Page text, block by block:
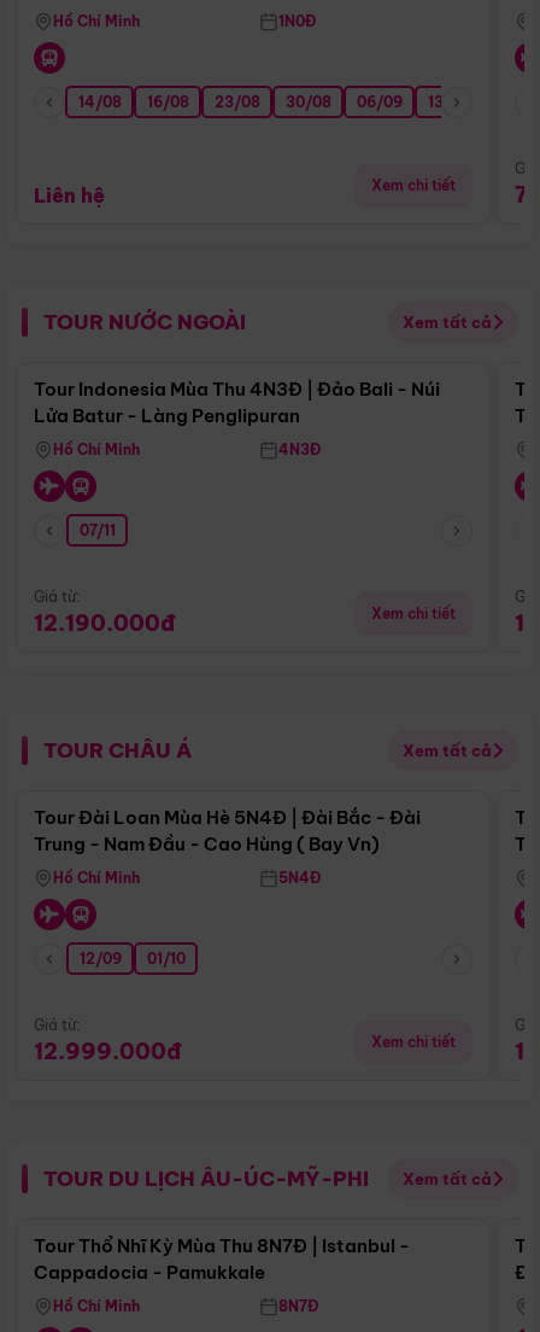
Hồ Chí Minh 1N0Đ
14/08 16/08 23/08 30/08 06/09 13/09
Liên hệ Xem chi tiết
TOUR NƯỚC NGOÀI Xem tất cả
Điểm nổi bật
Tour Indonesia Mùa Thu 4N3Đ | Đảo Bali - Núi
Lửa Batur - Làng Penglipuran
Hồ Chí Minh 4N3Đ
07/11
Giá từ:
12.190.000đ Xem chi tiết
TOUR CHÂU Á Xem tất cả
Điểm nổi bật
Tour Đài Loan Mùa Hè 5N4Đ | Đài Bắc - Đài
Trung - Nam Đầu - Cao Hùng ( Bay Vn)
Hồ Chí Minh 5N4Đ
12/09 01/10
Giá từ:
12.999.000đ Xem chi tiết
TOUR DU LỊCH ÂU-ÚC-MỸ-PHI Xem tất cả
Điểm nổi bật
Tour Thổ Nhĩ Kỳ Mùa Thu 8N7Đ | Istanbul -
Cappadocia - Pamukkale
Hồ Chí Minh 8N7Đ